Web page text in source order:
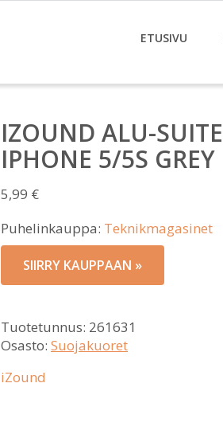
ETUSIVU
IZOUND ALU-SUITE
IPHONE 5/5S GREY
5,99 €
Puhelinkauppa: Teknikmagasinet
SIIRRY KAUPPAAN »
Tuotetunnus: 261631
Osasto: Suojakuoret
iZound